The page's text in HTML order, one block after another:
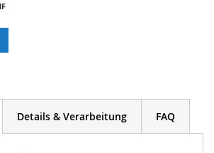
Details & Verarbeitung FAQ